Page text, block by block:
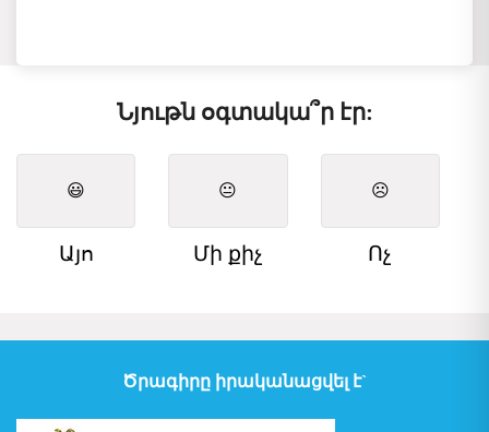
Նյութն օգտակա՞ր էր:
😃
Այո
😐
Մի քիչ
☹️
Ոչ
Ծրագիրը իրականացվել է`